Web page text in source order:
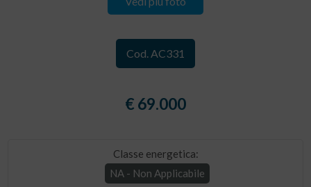
Cod. AC331
€ 69.000
Classe energetica:
NA - Non Applicabile